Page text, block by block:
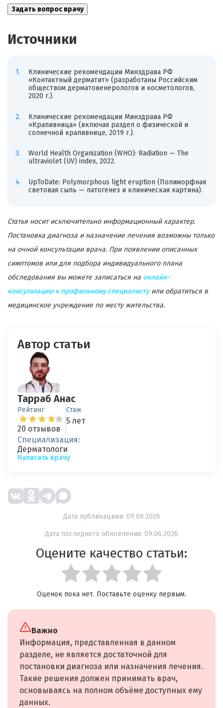
Источники
Клинические рекомендации Минздрава РФ
«Контактный дерматит» (разработаны Российским
обществом дерматовенерологов и косметологов,
2020 г.).
Клинические рекомендации Минздрава РФ
«Крапивница» (включая раздел о физической и
солнечной крапивнице, 2019 г.).
World Health Organization (WHO): Radiation — The
ultraviolet (UV) index, 2022.
UpToDate: Polymorphous light eruption (Полиморфная
световая сыпь — патогенез и клиническая картина).
Статья носит исключительно информационный характер.
Постановка диагноза и назначение лечения возможны только
на очной консультации врача. При появлении описанных
симптомов или для подбора индивидуального плана
обследования вы можете записаться на онлайн-
консультацию к профильному специалистуили обратиться в
медицинское учреждение по месту жительства.
Автор статьи
Тарраб Анас
Рейтинг
20 отзывов
Стаж
5 лет
Специализация:
Дерматологи
Написать врачу
Дата публикациии: 09.06.2026
Дата последнего обновления: 09.06.2026
Оцените качество статьи:
Оценок пока нет. Поставьте оценку первым.
Важно
Информация, представленная в данном
разделе, не является достаточной для
постановки диагноза или назначения лечения.
Такие решения должен принимать врач,
основываясь на полном объёме доступных ему
данных.